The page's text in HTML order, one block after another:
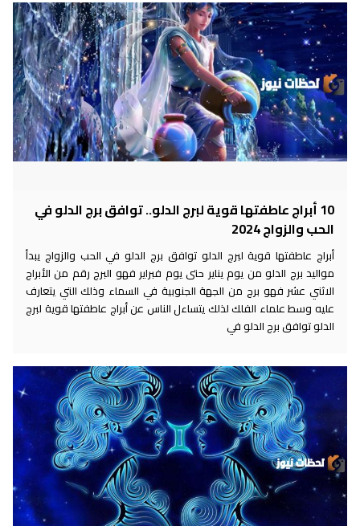
10 أبراج عاطفتها قوية لبرج الدلو.. توافق برج الدلو في
الحب والزواج 2024
أبراج عاطفتها قوية لبرج الدلو توافق برج الدلو في الحب والزواج يبدأ
مواليد برج الدلو من يوم يناير حتى يوم فبراير فهو البرج رقم من الأبراج
الاثني عشر فهو برج من الجهة الجنوبية في السماء وذلك التي يتعارف
عليه وسط علماء الفلك لذلك يتساءل الناس عن أبراج عاطفتها قوية لبرج
الدلو توافق برج الدلو في